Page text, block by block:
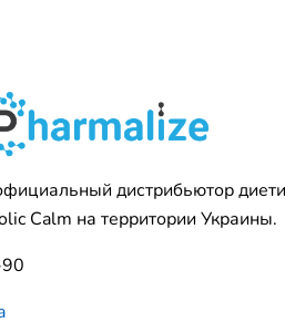
дистрибьютор
Calm на территории Украины.